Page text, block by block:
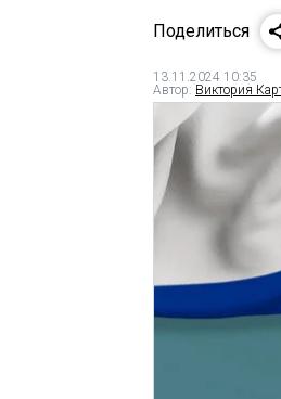
Поделиться
13.11.2024 10:35
Автор: Виктория